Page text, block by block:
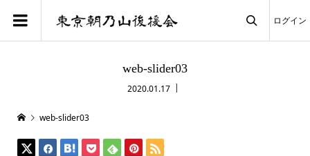
ログイン
web-slider03
2020.01.17
web-slider03